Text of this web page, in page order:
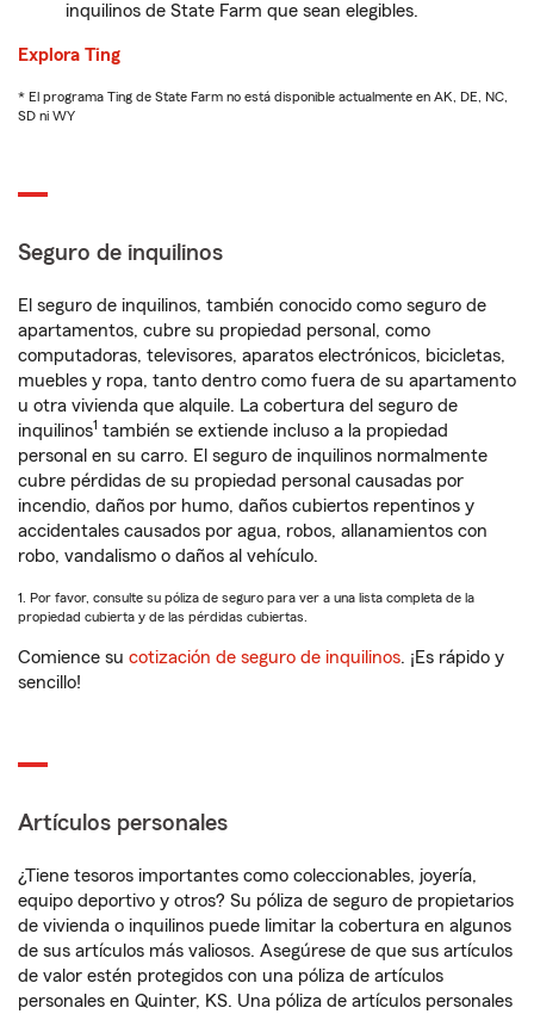
inquilinos de State Farm que sean elegibles.
Explora Ting
* El programa Ting de State Farm no está disponible actualmente en AK, DE, NC,
SD ni WY
Seguro de inquilinos
El seguro de inquilinos, también conocido como seguro de
apartamentos, cubre su propiedad personal, como
computadoras, televisores, aparatos electrónicos, bicicletas,
muebles y ropa, tanto dentro como fuera de su apartamento
u otra vivienda que alquile. La cobertura del seguro de
inquilinos1 también se extiende incluso a la propiedad
personal en su carro. El seguro de inquilinos normalmente
cubre pérdidas de su propiedad personal causadas por
incendio, daños por humo, daños cubiertos repentinos y
accidentales causados por agua, robos, allanamientos con
robo, vandalismo o daños al vehículo.
1. Por favor, consulte su póliza de seguro para ver a una lista completa de la
propiedad cubierta y de las pérdidas cubiertas.
Comience su cotización de seguro de inquilinos. ¡Es rápido y
sencillo!
Artículos personales
¿Tiene tesoros importantes como coleccionables, joyería,
equipo deportivo y otros? Su póliza de seguro de propietarios
de vivienda o inquilinos puede limitar la cobertura en algunos
de sus artículos más valiosos. Asegúrese de que sus artículos
de valor estén protegidos con una póliza de artículos
personales en Quinter, KS. Una póliza de artículos personales